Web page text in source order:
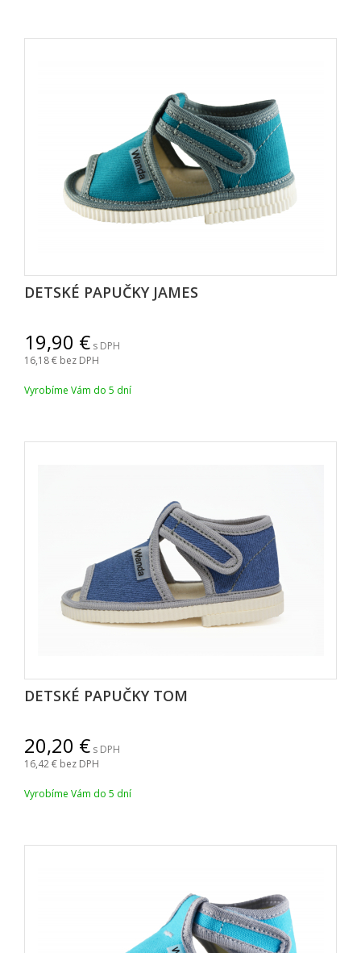
DETSKÉ PAPUČKY JAMES
19,90
s DPH
16,18 bez DPH
Vyrobíme Vám do 5 dní
DETSKÉ PAPUČKY TOM
20,20
s DPH
16,42 bez DPH
Vyrobíme Vám do 5 dní